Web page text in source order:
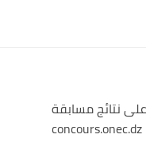
على نتائج مسابقة